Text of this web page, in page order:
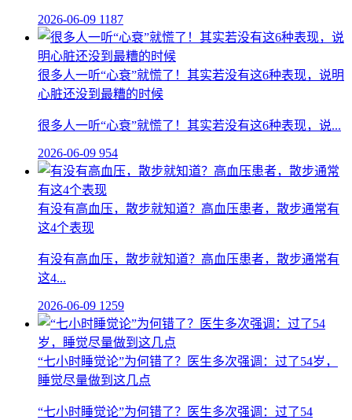
2026-06-09 1187
很多人一听“心衰”就慌了！其实若没有这6种表现，说明
心脏还没到最糟的时候
很多人一听“心衰”就慌了！其实若没有这6种表现，说...
2026-06-09 954
有没有高血压，散步就知道？高血压患者，散步通常有
这4个表现
有没有高血压，散步就知道？高血压患者，散步通常有
这4...
2026-06-09 1259
“七小时睡觉论”为何错了？医生多次强调：过了54岁，
睡觉尽量做到这几点
“七小时睡觉论”为何错了？医生多次强调：过了54